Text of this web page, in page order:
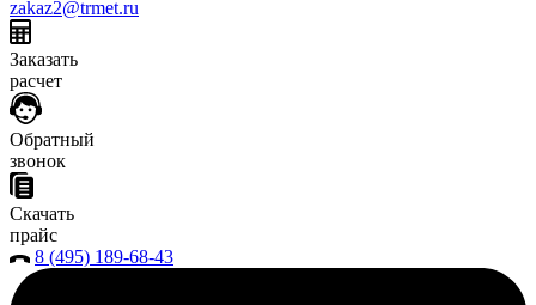
zakaz2@trmet.ru
Заказать
расчет
Обратный
звонок
Скачать
прайс
8 (495) 189-68-43